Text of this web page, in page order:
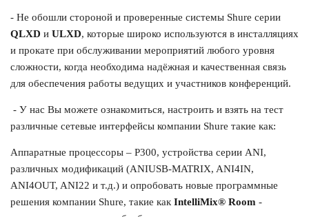
- Не обошли стороной и проверенные системы Shure серии
QLXD и ULXD, которые широко используются в инсталляциях
и прокате при обслуживании мероприятий любого уровня
сложности, когда необходима надёжная и качественная связь
для обеспечения работы ведущих и участников конференций.
- У нас Вы можете ознакомиться, настроить и взять на тест
различные сетевые интерфейсы компании Shure такие как:
Аппаратные процессоры – P300, устройства серии ANI,
различных модификаций (ANIUSB-MATRIX, ANI4IN,
ANI4OUT, ANI22 и т.д.) и опробовать новые программные
решения компании Shure, такие как IntelliMix® Room -